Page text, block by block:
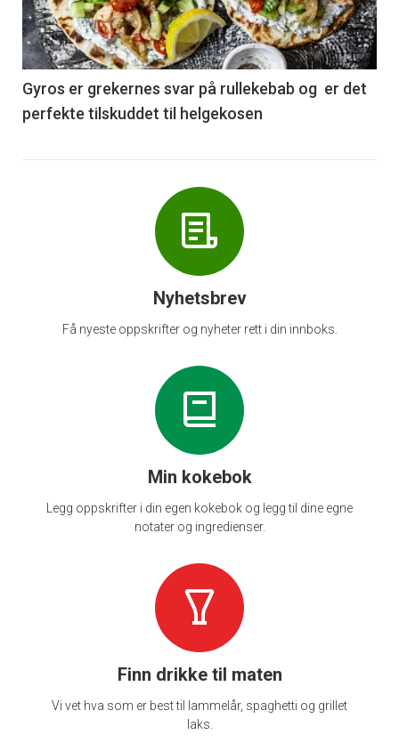
nå
-
6
Gyros er grekernes svar på rullekebab og er det
perfekte tilskuddet til helgekosen
Nyhetsbrev
Få nyeste oppskrifter og nyheter rett i din innboks.
Min kokebok
Legg oppskrifter i din egen kokebok og legg til dine egne
notater og ingredienser.
Finn drikke til maten
Vi vet hva som er best til lammelår, spaghetti og grillet
laks.